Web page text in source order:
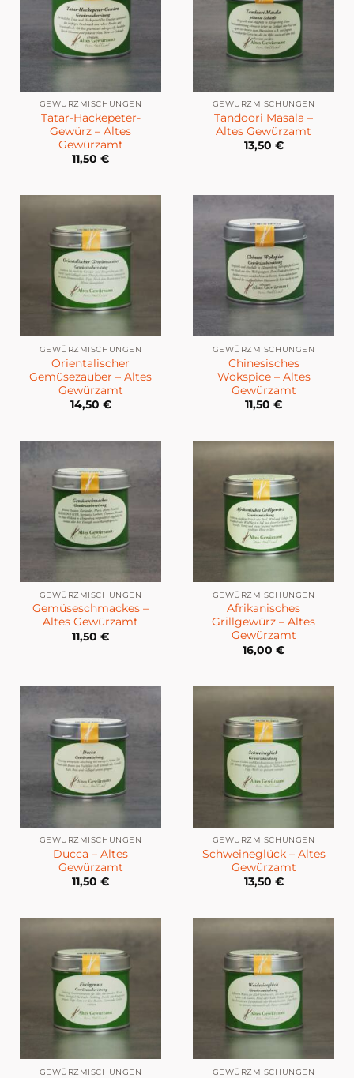
GEWÜRZMISCHUNGEN
Tatar-Hackepeter-
Gewürz – Altes
Gewürzamt
11,50 €
GEWÜRZMISCHUNGEN
Tandoori Masala –
Altes Gewürzamt
13,50 €
GEWÜRZMISCHUNGEN
Orientalischer
Gemüsezauber – Altes
Gewürzamt
14,50 €
GEWÜRZMISCHUNGEN
Chinesisches
Wokspice – Altes
Gewürzamt
11,50 €
GEWÜRZMISCHUNGEN
Gemüseschmackes –
Altes Gewürzamt
11,50 €
GEWÜRZMISCHUNGEN
Afrikanisches
Grillgewürz – Altes
Gewürzamt
16,00 €
GEWÜRZMISCHUNGEN
Ducca – Altes
Gewürzamt
11,50 €
GEWÜRZMISCHUNGEN
Schweineglück – Altes
Gewürzamt
13,50 €
GEWÜRZMISCHUNGEN GEWÜRZMISCHUNGEN